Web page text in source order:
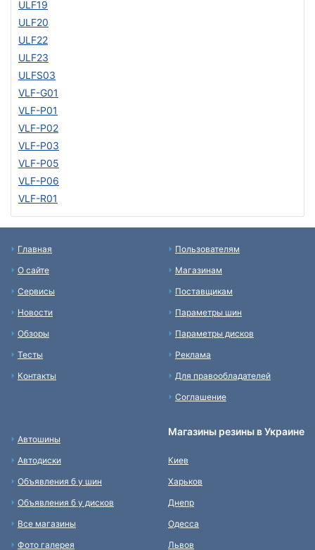
ULF19
ULF20
ULF22
ULF23
ULFS03
VLF-G01
VLF-P01
VLF-P02
VLF-P03
VLF-P05
VLF-P06
VLF-R01
Главная
О сайте
Сервисы
Новости
Обзоры
Тесты
Контакты
Пользователям
Магазинам
Поставщикам
Параметры шин
Параметры дисков
Реклама
Для правообладателей
Соглашение
Автошины
Автодиски
Объявления б у шин
Объявления б у дисков
Все магазины
Фото галерея
Магазины резины в Украине
Киев
Харьков
Днепр
Одесса
Львов